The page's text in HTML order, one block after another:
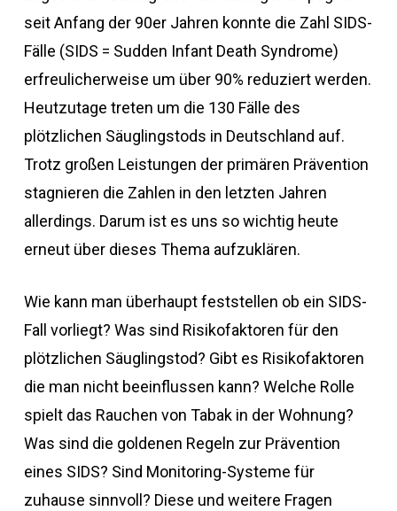
seit Anfang der 90er Jahren konnte die Zahl SIDS-
Fälle (SIDS = Sudden Infant Death Syndrome)
erfreulicherweise um über 90% reduziert werden.
Heutzutage treten um die 130 Fälle des
plötzlichen Säuglingstods in Deutschland auf.
Trotz großen Leistungen der primären Prävention
stagnieren die Zahlen in den letzten Jahren
allerdings. Darum ist es uns so wichtig heute
erneut über dieses Thema aufzuklären.
Wie kann man überhaupt feststellen ob ein SIDS-
Fall vorliegt? Was sind Risikofaktoren für den
plötzlichen Säuglingstod? Gibt es Risikofaktoren
die man nicht beeinflussen kann? Welche Rolle
spielt das Rauchen von Tabak in der Wohnung?
Was sind die goldenen Regeln zur Prävention
eines SIDS? Sind Monitoring-Systeme für
zuhause sinnvoll? Diese und weitere Fragen